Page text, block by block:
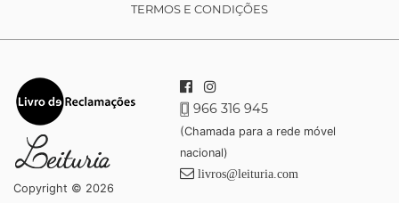
TERMOS E CONDIÇÕES
Copyright © 2026
966 316 945
(Chamada para a rede móvel
nacional)
livros@leituria.com